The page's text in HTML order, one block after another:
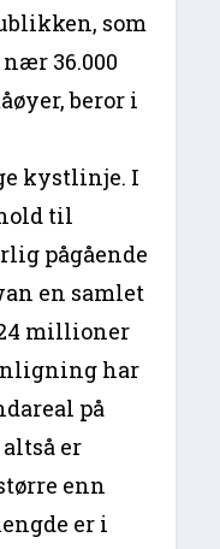
som
36.000
beror i
kystlinje. I
til
pågående
en samlet
millioner
har
på
er
enn
er i